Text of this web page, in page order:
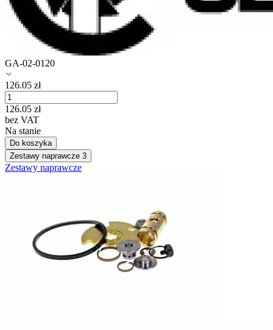
GA-02-0120
126.05 zł
126.05 zł
bez VAT
Na stanie
Do koszyka
Zestawy naprawcze 3
Zestawy naprawcze